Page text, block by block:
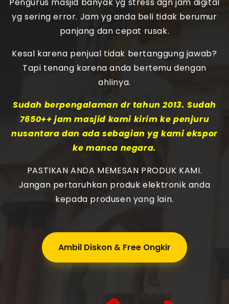
Pengurus masjid banyak yg stress dgn jam digital
yg sering error. Jam yg anda beli tidak berumur
panjang dan cepat rusak.
Kesal karena penjual tidak bertanggung jawab?
Tapi tenang karena anda bertemu dengan
ahlinya.
Sudah berpengalaman dr tahun 2013. Sudah
7650++ jam masjid kami kirim ke penjuru
nusantara dan ada sebagian yg kami ekspor
ke manca negara.
PASTIKAN ANDA MEMESAN PRODUK KAMI.
Jangan pertaruhkan produk elektronik anda
kepada produsen yang lain.
Ambil Diskon & Free Ongkir